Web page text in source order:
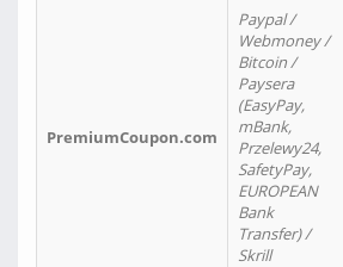
PremiumCoupon.com
Paypal /
Webmoney /
Bitcoin /
Paysera
(EasyPay,
mBank,
Przelewy24,
SafetyPay,
EUROPEAN
Bank
Transfer) /
Skrill